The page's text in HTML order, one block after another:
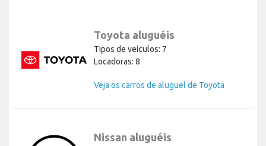
Toyota aluguéis
Tipos de veículos: 7
Locadoras: 8
Veja os carros de aluguel de Toyota
Nissan aluguéis